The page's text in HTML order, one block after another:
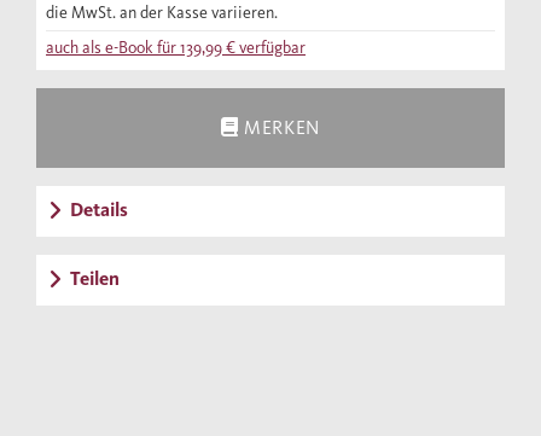
die MwSt. an der Kasse variieren.
auch als e-Book für139,99 €verfügbar
MERKEN
Details
Teilen